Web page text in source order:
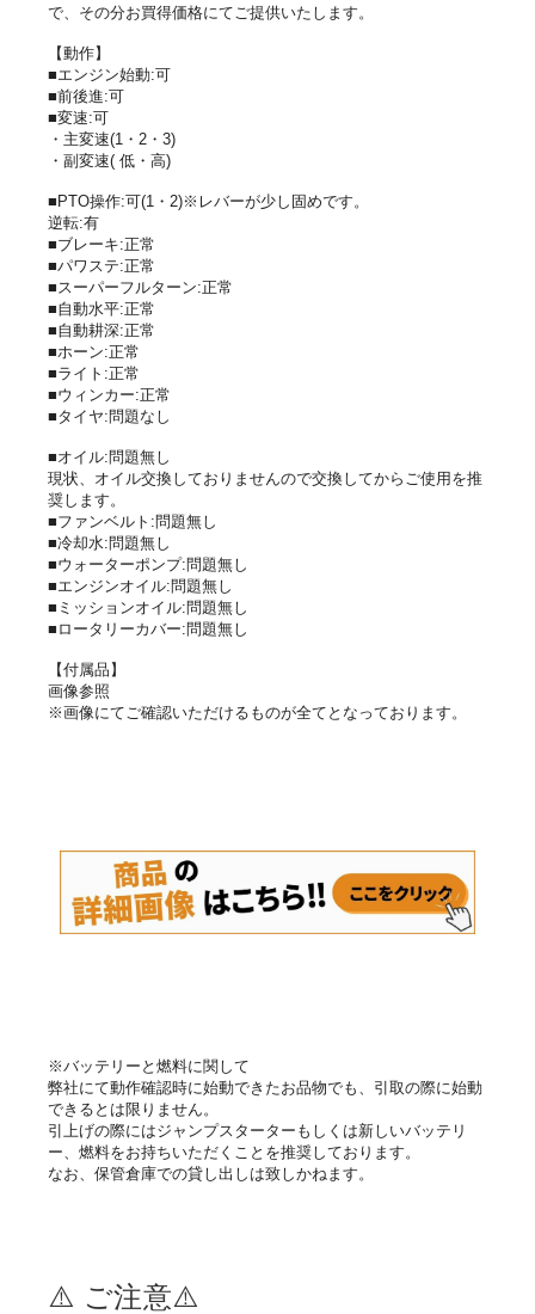
で、その分お買得価格にてご提供いたします。
【動作】
■エンジン始動:可
■前後進:可
■変速:可
・主変速(1・2・3)
・副変速( 低・高)
■PTO操作:可(1・2)※レバーが少し固めです。
逆転:有
■ブレーキ:正常
■パワステ:正常
■スーパーフルターン:正常
■自動水平:正常
■自動耕深:正常
■ホーン:正常
■ライト:正常
■ウィンカー:正常
■タイヤ:問題なし
■オイル:問題無し
現状、オイル交換しておりませんので交換してからご使用を推
奨します。
■ファンベルト:問題無し
■冷却水:問題無し
■ウォーターポンプ:問題無し
■エンジンオイル:問題無し
■ミッションオイル:問題無し
■ロータリーカバー:問題無し
【付属品】
画像参照
※画像にてご確認いただけるものが全てとなっております。
※バッテリーと燃料に関して
弊社にて動作確認時に始動できたお品物でも、引取の際に始動
できるとは限りません。
引上げの際にはジャンプスターターもしくは新しいバッテリ
ー、燃料をお持ちいただくことを推奨しております。
なお、保管倉庫での貸し出しは致しかねます。
⚠️ ご注意⚠️